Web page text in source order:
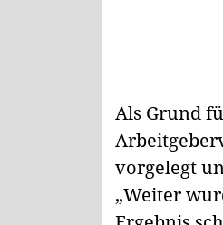
Als Grund
vorgelegt
„Weiter